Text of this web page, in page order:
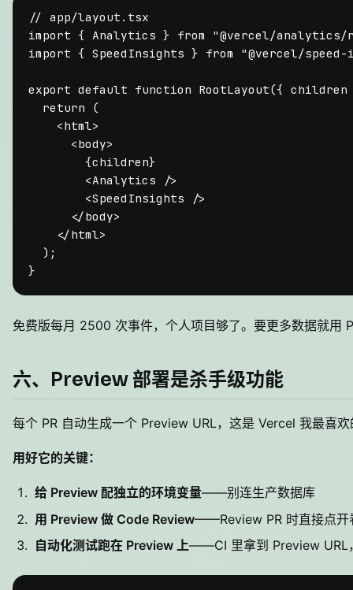
// app/layout.tsx
import { Analytics } from
"@vercel/analytics/
import { SpeedInsights } from "@vercel/
export default function RootLayout({
return (
<html>
<body>
        {children}
<Analytics />
<SpeedInsights />
</body>
</html>
  );
免费版每月 2500 次事件，个人项目够了。要更多数据就用
六、Preview 部署是杀手级功能
每个 PR 自动生成一个 Preview URL，这是 Vercel 我最喜欢
用好它的关键：
给 Preview 配独立的环境变量——别连生产数据库
用 Preview 做 Code Review——Review PR 时直接点开
自动化测试跑在 Preview 上——CI 里拿到 Preview URL